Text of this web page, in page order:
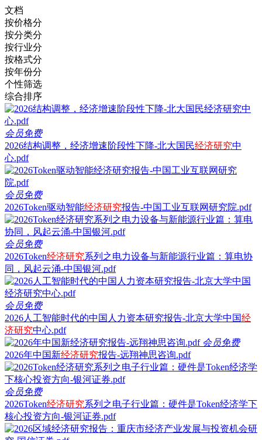
文档
按价格分
按分类分
按行业分
按格式分
按年份分
个性筛选
综合排序
会员免费
2026结构调整，经济增速阶段性下降-北大国民经济研究中
心.pdf
会员免费
2026Token驱动智能经济研究报告-中国工业互联网研究院.pdf
会员免费
2026Token经济研究系列之电力设备与新能源行业篇：算电协
同，风起云涌-中国银河.pdf
会员免费
2026人工智能时代的中国人力资本研究报告-北京大学中国经
济研究中心.pdf
会员免费
2026年中国新经济研究报告-远翔神思咨询.pdf
会员免费
2026Token经济研究系列之电子行业篇：硬件是Token经济学下
核心投资方向-银河证券.pdf